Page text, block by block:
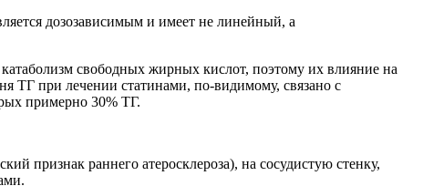
дозозависимым и имеет не линейный, а
свободных жирных кислот, поэтому их влияние на
при лечении статинами, по-видимому, связано с
примерно 30% ТГ.
признак раннего атеросклероза), на сосудистую стенку,